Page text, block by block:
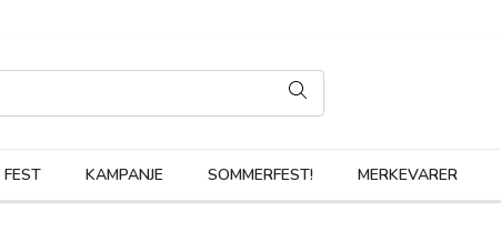
KAMPANJE SOMMERFEST! MERKEVARER